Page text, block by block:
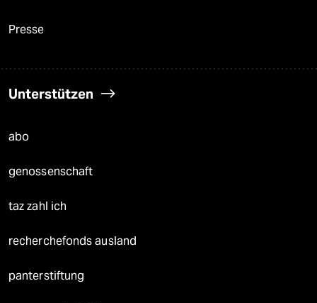
Presse
Unterstützen
abo
genossenschaft
taz zahl ich
recherchefonds ausland
panterstiftung